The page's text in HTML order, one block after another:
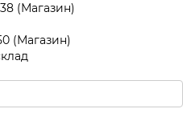
(Магазин)
(Магазин)